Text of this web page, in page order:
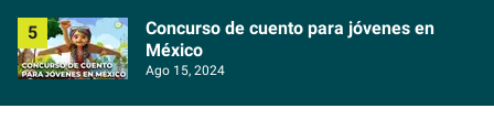
Concurso de cuento para jóvenes en
México
Ago 15, 2024